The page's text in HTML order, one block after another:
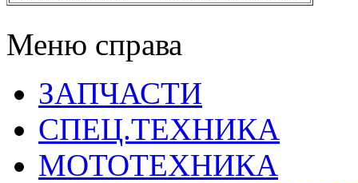
Меню справа
ЗАПЧАСТИ
СПЕЦ.ТЕХНИКА
МОТОТЕХНИКА